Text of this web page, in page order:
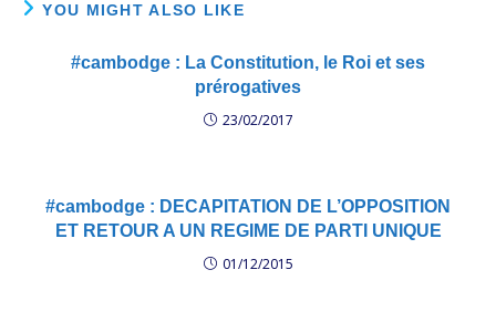
YOU MIGHT ALSO LIKE
#cambodge : La Constitution, le Roi et ses
prérogatives
23/02/2017
#cambodge : DECAPITATION DE L’OPPOSITION
ET RETOUR A UN REGIME DE PARTI UNIQUE
01/12/2015